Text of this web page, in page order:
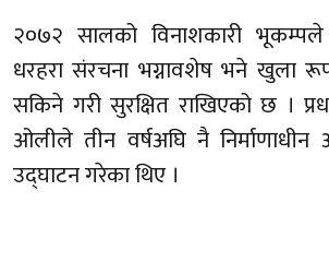
२०७२ सालको विनाशकारी भूकम्पले
धरहरा संरचना भग्नावशेष भने खुला
सकिने गरी सुरक्षित राखिएको छ ।
ओलीले तीन वर्षअघि नै निर्माणाधीन
उद्घाटन गरेका थिए ।